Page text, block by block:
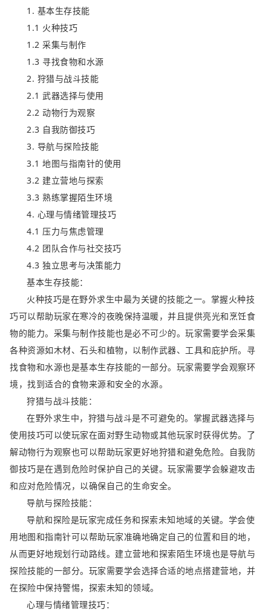
1. 基本生存技能
1.1 火种技巧
1.2 采集与制作
1.3 寻找食物和水源
2. 狩猎与战斗技能
2.1 武器选择与使用
2.2 动物行为观察
2.3 自我防御技巧
3. 导航与探险技能
3.1 地图与指南针的使用
3.2 建立营地与探索
3.3 熟练掌握陌生环境
4. 心理与情绪管理技巧
4.1 压力与焦虑管理
4.2 团队合作与社交技巧
4.3 独立思考与决策能力
基本生存技能：
火种技巧是在野外求生中最为关键的技能之一。掌握火种技
巧可以帮助玩家在寒冷的夜晚保持温暖，并且提供亮光和烹饪食
物的能力。采集与制作技能也是必不可少的。玩家需要学会采集
各种资源如木材、石头和植物，以制作武器、工具和庇护所。寻
找食物和水源也是基本生存技能的一部分。玩家需要学会观察环
境，找到适合的食物来源和安全的水源。
狩猎与战斗技能：
在野外求生中，狩猎与战斗是不可避免的。掌握武器选择与
使用技巧可以使玩家在面对野生动物或其他玩家时获得优势。了
解动物行为观察也可以帮助玩家更好地狩猎和避免危险。自我防
御技巧是在遇到危险时保护自己的关键。玩家需要学会躲避攻击
和应对危险情况，以确保自己的生命安全。
导航与探险技能：
导航和探险是玩家完成任务和探索未知地域的关键。学会使
用地图和指南针可以帮助玩家准确地确定自己的位置和目的地，
从而更好地规划行动路线。建立营地和探索陌生环境也是导航与
探险技能的一部分。玩家需要学会选择合适的地点搭建营地，并
在探险中保持警惕，探索未知的领域。
心理与情绪管理技巧：